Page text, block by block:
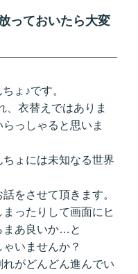
っておいたら大変
ょ♪です。
、衣替えではありま
っしゃると思いま
ょには未知なる世界
をさせて頂きます。
ったりして画面にヒ
まあ良いか…と
いませんか？
がどんどん進んでい